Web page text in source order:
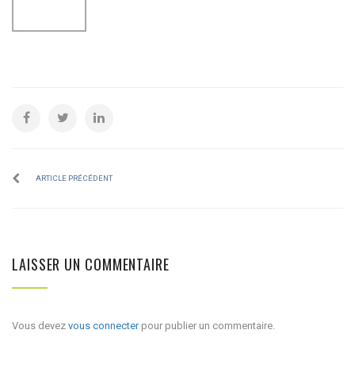
ARTICLE PRÉCÉDENT
LAISSER UN COMMENTAIRE
Vous devez vous connecterpour publier un commentaire.